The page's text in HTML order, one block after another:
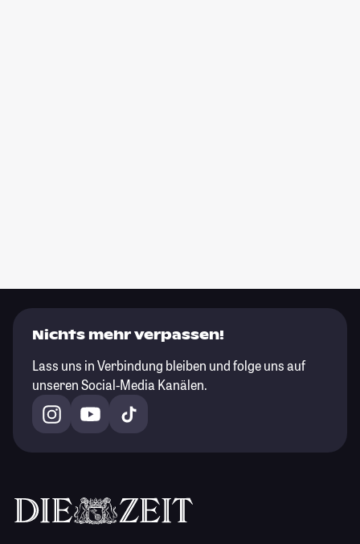
Nichts mehr verpassen!
Lass uns in Verbindung bleiben und folge uns auf
unseren Social-Media Kanälen.